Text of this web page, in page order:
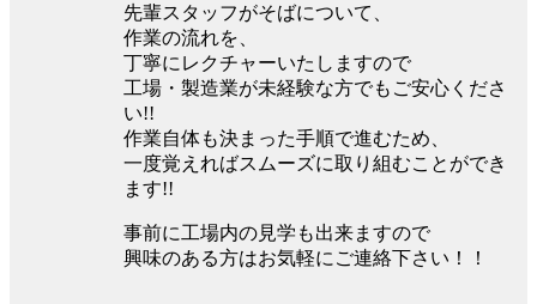
先輩スタッフがそばについて、
作業の流れを、
丁寧にレクチャーいたしますので
工場・製造業が未経験な方でもご安心くださ
い!!
作業自体も決まった手順で進むため、
一度覚えればスムーズに取り組むことができ
ます!!
事前に工場内の見学も出来ますので
興味のある方はお気軽にご連絡下さい！！